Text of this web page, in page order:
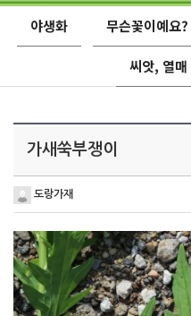
야생화 무슨꽃이예요?
씨앗, 열매
가새쑥부쟁이
도랑가재